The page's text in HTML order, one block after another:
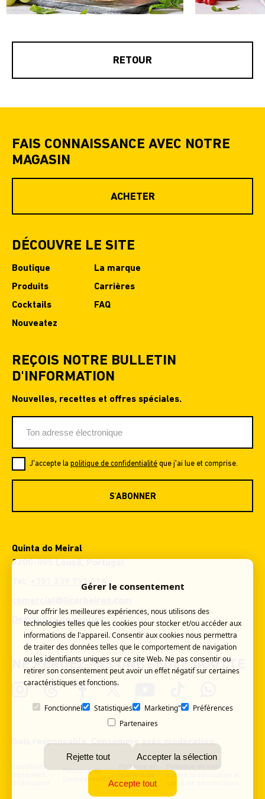
RETOUR
FAIS CONNAISSANCE AVEC NOTRE
MAGASIN
ACHETER
DÉCOUVRE LE SITE
Boutique
Produits
Cocktails
Nouveatez
La marque
Carrières
FAQ
REÇOIS NOTRE BULLETIN
D'INFORMATION
Nouvelles, recettes et offres spéciales.
J'accepte la politique de confidentialité que j'ai lue et comprise.
S'ABONNER
Quinta do Meiral
3200-095 Lousã, Portugal
+351 239 991 114
Demandes de soutien
NE PERDEZ PAS UNE SEULE GOUTTE
Sois responsable. Consomme avec modération
Conditions
Politique de
Politique en
cookies
Politique de lutte
contre la corruption et
Gérer le consentement
Pour offrir les meilleures expériences, nous utilisons des
technologies telles que les cookies pour stocker et/ou accéder aux
informations de l'appareil. Consentir aux cookies nous permettra
de traiter des données telles que le comportement de navigation
ou les identifiants uniques sur ce site Web. Ne pas consentir ou
retirer son consentement peut avoir un effet négatif sur certaines
caractéristiques et fonctions.
Fonctionnel Statistiques Marketing"
Préférences
Partenaires
Rejette tout Accepter la sélection
Accepte tout